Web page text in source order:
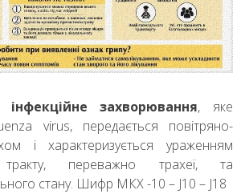
захворювання, яке
virus, передається повітряно-
і характеризується ураженням
тракту, переважно трахеї, та
стану. Шифр МКХ -10 – J10 – J18